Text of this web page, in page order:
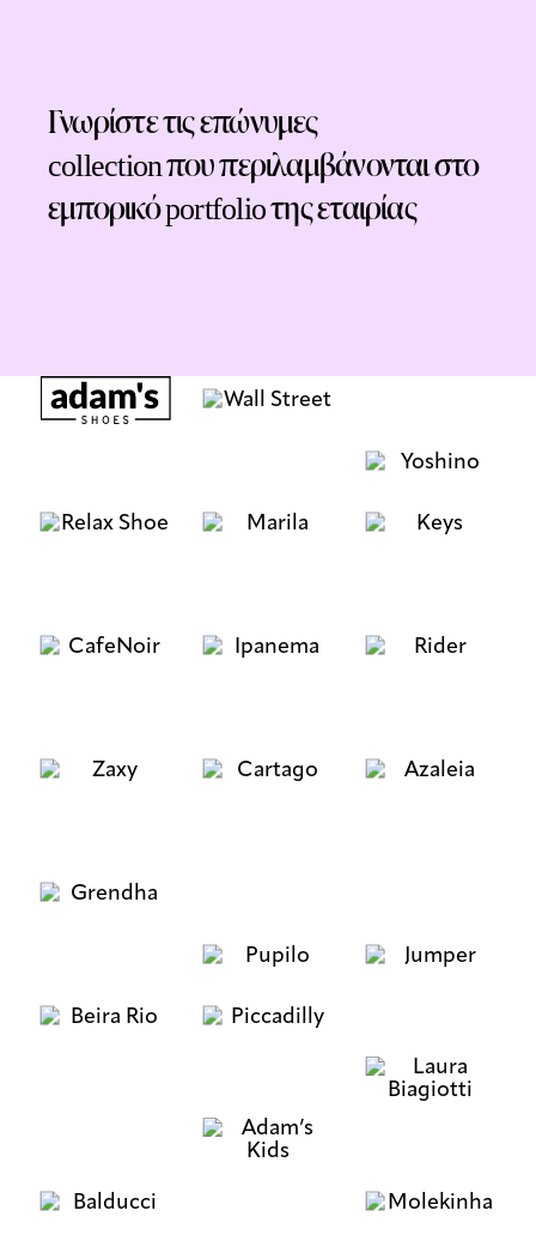
Γνωρίστε τις επώνυμες
collection που περιλαμβάνονται στο
εμπορικό portfolio της εταιρίας